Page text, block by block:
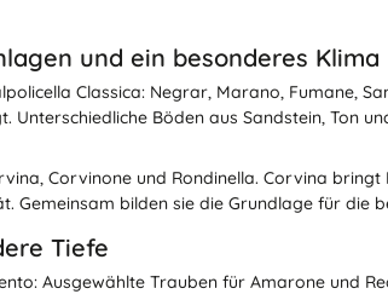
und ein besonderes Klima
Classica: Negrar, Marano, Fumane,
Unterschiedliche Böden aus Sandstein, Ton
Corvinone und Rondinella. Corvina
Gemeinsam bilden sie die Grundlage für die
Tiefe
Ausgewählte Trauben für Amarone und